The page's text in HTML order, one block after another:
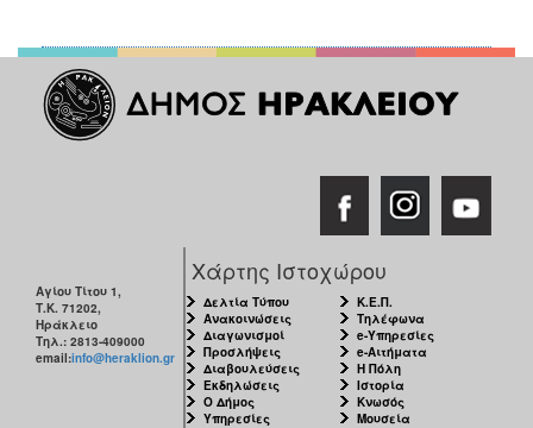
ΤΟΠΟΣ
ΠΟΛΗΑγίου Τίτου 1,
Τ.Κ. 71202,
Ηράκλειο
Τηλ.: 2813-409000
email:info@heraklion.gr
Χάρτης Ιστοχώρου
Δελτία Τύπου
Ανακοινώσεις
Διαγωνισμοί
Προσλήψεις
Διαβουλεύσεις
Εκδηλώσεις
Ο Δήμος
Υπηρεσίες
Κ.Ε.Π.
Τηλέφωνα
e-Υπηρεσίες
e-Αιτήματα
Η Πόλη
Ιστορία
Κνωσός
Μουσεία